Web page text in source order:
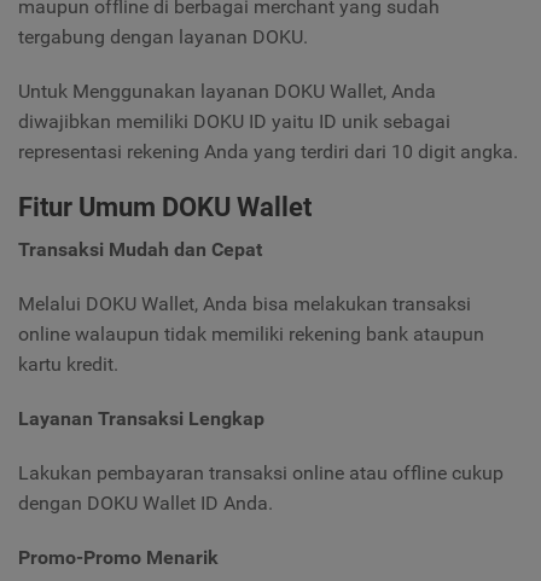
maupun offline di berbagai merchant yang sudah
tergabung dengan layanan DOKU.
Untuk Menggunakan layanan DOKU Wallet, Anda
diwajibkan memiliki DOKU ID yaitu ID unik sebagai
representasi rekening Anda yang terdiri dari 10 digit angka.
Fitur Umum DOKU Wallet
Transaksi Mudah dan Cepat
Melalui DOKU Wallet, Anda bisa melakukan transaksi
online walaupun tidak memiliki rekening bank ataupun
kartu kredit.
Layanan Transaksi Lengkap
Lakukan pembayaran transaksi online atau offline cukup
dengan DOKU Wallet ID Anda.
Promo-Promo Menarik